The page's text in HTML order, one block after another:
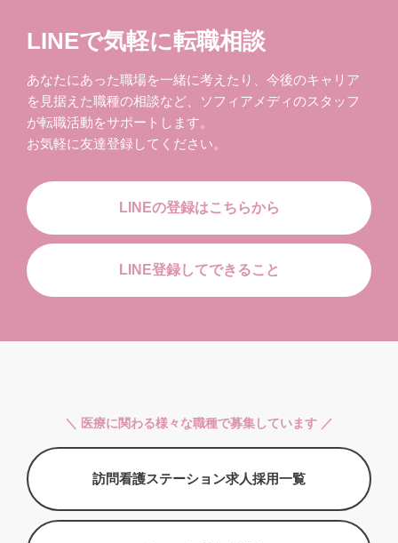
LINEで気軽に転職相談
あなたにあった職場を一緒に考えたり、今後のキャリア
を見据えた職種の相談など、ソフィアメディのスタッフ
が転職活動をサポートします。
お気軽に友達登録してください。
LINEの登録はこちらから
LINE登録してできること
＼ 医療に関わる様々な職種で募集しています ／
訪問看護ステーション求人採用一覧